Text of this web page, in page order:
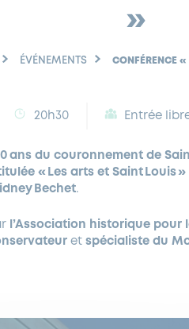
»
ÉVÉNEMENTS CONFÉRENCE
20h30 Entrée
ans du couronnement de
« Les arts et Saint Louis »
Bechet.
l’Association historique pour
et spécialiste du